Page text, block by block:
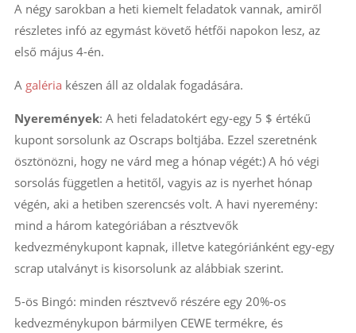
A négy sarokban a heti kiemelt feladatok vannak, amiről
részletes infó az egymást követő hétfői napokon lesz, az
első május 4-én.
A galéria készen áll az oldalak fogadására.
Nyeremények: A heti feladatokért egy-egy 5 $ értékű
kupont sorsolunk az Oscraps boltjába. Ezzel szeretnénk
ösztönözni, hogy ne várd meg a hónap végét:) A hó végi
sorsolás független a hetitől, vagyis az is nyerhet hónap
végén, aki a hetiben szerencsés volt. A havi nyeremény:
mind a három kategóriában a résztvevők
kedvezménykupont kapnak, illetve kategóriánként egy-egy
scrap utalványt is kisorsolunk az alábbiak szerint.
5-ös Bingó: minden résztvevő részére egy 20%-os
kedvezménykupon bármilyen CEWE termékre, és